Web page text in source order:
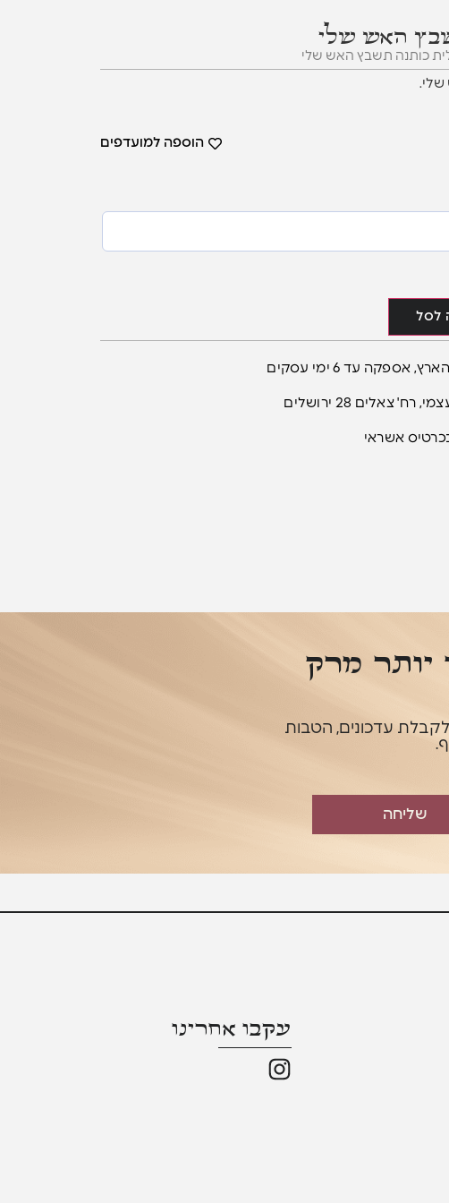
האש שלי
כותנה תשבץ האש שלי
הוספה למועדפים
לסל
צאלים 28 ירושלים
אשראי
יותר מרק
הצטרפו לקבלת עדכונים, הטבות
שליחה
עקבו אחרינו